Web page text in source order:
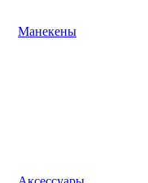
Манекены